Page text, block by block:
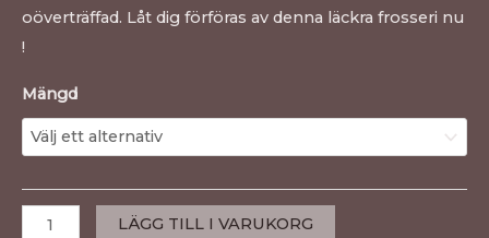
oöverträffad. Låt dig förföras av denna läckra frosseri nu
!
Mängd
LÄGG TILL I VARUKORG